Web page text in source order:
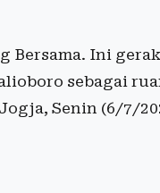
Bersama. Ini
sebagai
Senin (6/7/